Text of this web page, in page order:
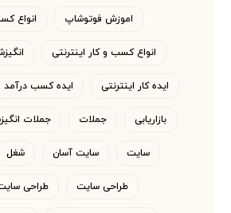
اموزش فوتوشاپ انواع
انواع کسب و کار اینترنتی
ایده کار اینترنتی ایده کسب درآمد
بازاریابی جملات جملات
سایت سایت آسان شغل
طراحی سایت طراحی